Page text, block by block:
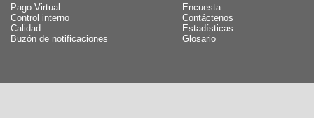
Pago Virtual
Control interno
Calidad
Buzón de notificaciones
Encuesta
Contáctenos
Estadísticas
Glosario